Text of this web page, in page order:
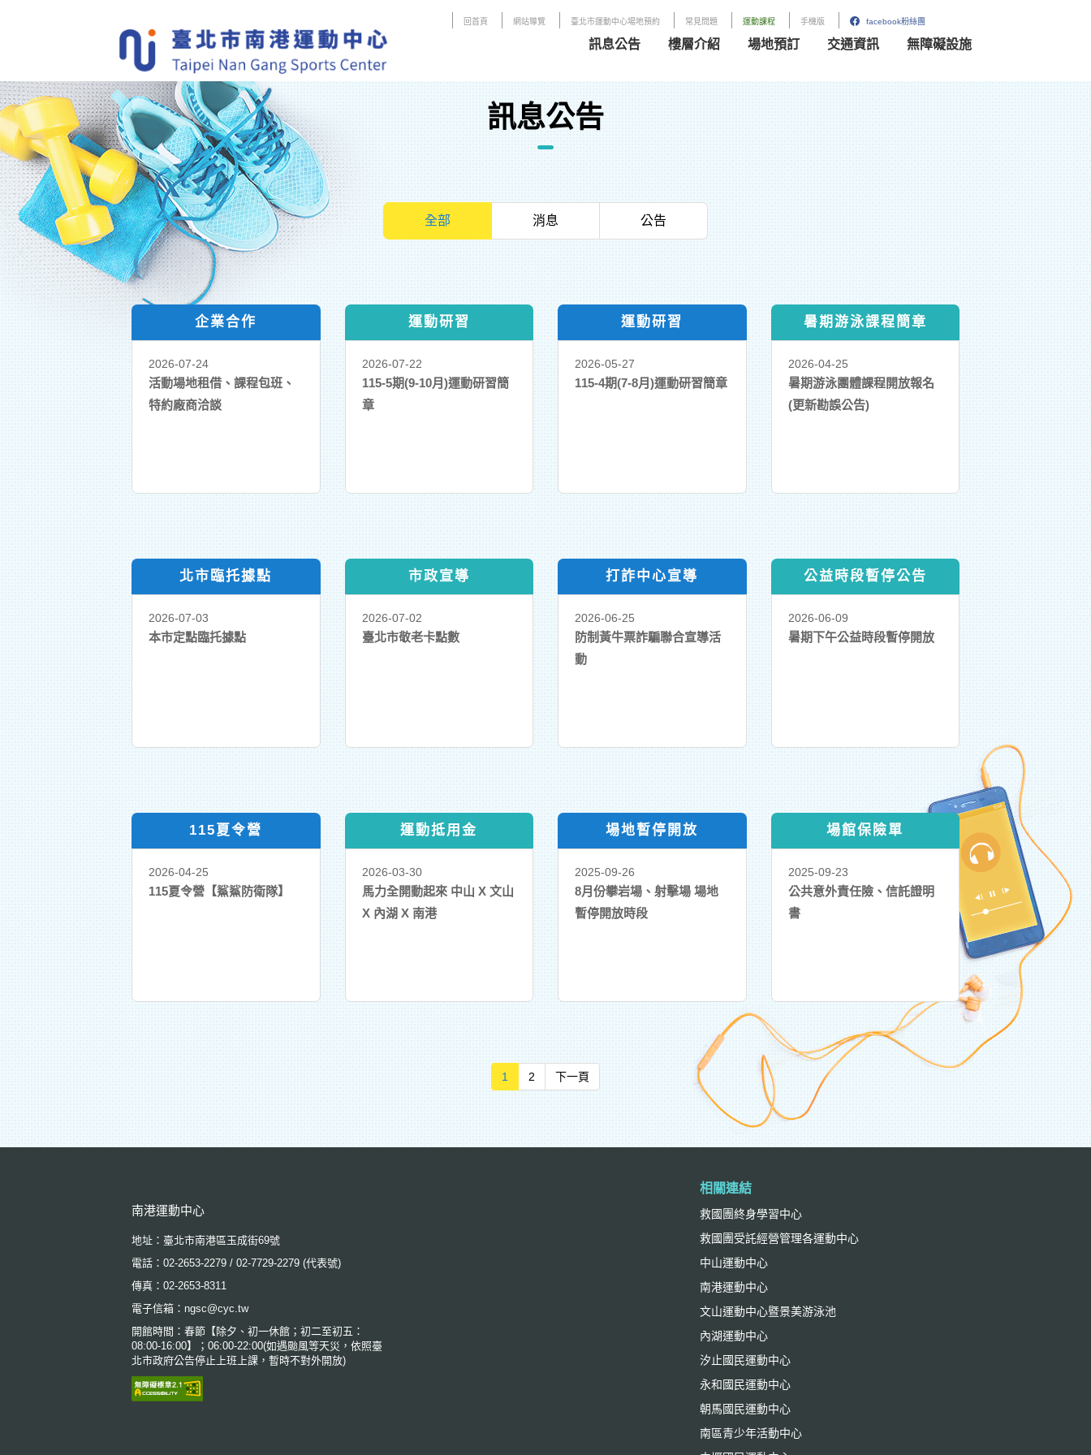
內
容
區
塊
回首頁 網站導覽 臺北市運動中心場地預約 常見問題 運動課程 手機版 facebook粉絲團
訊息公告 樓層介紹 場地預訂 交通資訊 無障礙設施
:::
訊息公告
全部 消息 公告
企業合作
2026-07-24
活動場地租借、課程包班、
特約廠商洽談
運動研習
2026-07-22
115-5期(9-10月)運動研習簡
章
運動研習
2026-05-27
115-4期(7-8月)運動研習簡章
暑期游泳課程簡章
2026-04-25
暑期游泳團體課程開放報名
(更新勘誤公告)
北市臨托據點
2026-07-03
本市定點臨托據點
市政宣導
2026-07-02
臺北市敬老卡點數
打詐中心宣導
2026-06-25
防制黃牛票詐騙聯合宣導活
動
公益時段暫停公告
2026-06-09
暑期下午公益時段暫停開放
115夏令營
2026-04-25
115夏令營【鯊鯊防衛隊】
運動抵用金
2026-03-30
馬力全開動起來 中山 X 文山
X 內湖 X 南港
場地暫停開放
2025-09-26
8月份攀岩場、射擊場 場地
暫停開放時段
場館保險單
2025-09-23
公共意外責任險、信託證明
書
1 2 下一頁
:::
南港運動中心
地址：臺北市南港區玉成街69號
電話：02-2653-2279 / 02-7729-2279 (代表號)
傳真：02-2653-8311
電子信箱：ngsc@cyc.tw
開館時間：春節【除夕、初一休館；初二至初五：
08:00-16:00】；06:00-22:00(如遇颱風等天災，依照臺
北市政府公告停止上班上課，暫時不對外開放)
相關連結
救國團終身學習中心
救國團受託經營管理各運動中心
中山運動中心
南港運動中心
文山運動中心暨景美游泳池
內湖運動中心
汐止國民運動中心
永和國民運動中心
朝馬國民運動中心
南區青少年活動中心